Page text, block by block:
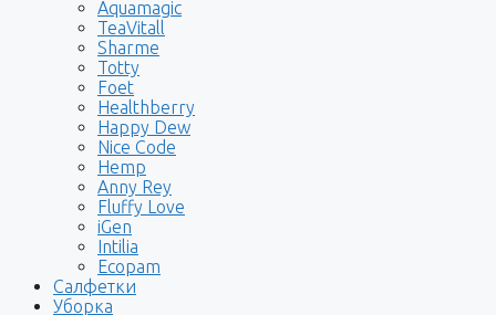
Aquamagic
TeaVitall
Sharme
Totty
Foet
Healthberry
Happy Dew
Nice Code
Hemp
Anny Rey
Fluffy Love
iGen
Intilia
Ecopam
Салфетки
Уборка